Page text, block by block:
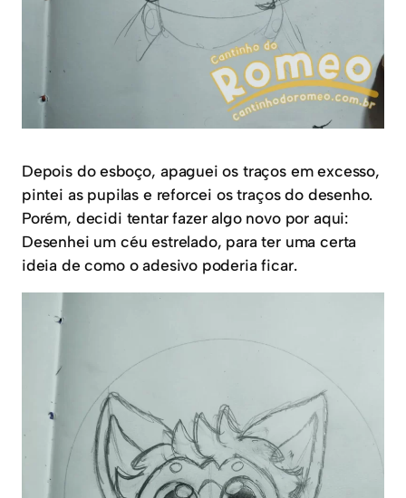
Depois do esboço, apaguei os traços em excesso,
pintei as pupilas e reforcei os traços do desenho.
Porém, decidi tentar fazer algo novo por aqui:
Desenhei um céu estrelado, para ter uma certa
ideia de como o adesivo poderia ficar.